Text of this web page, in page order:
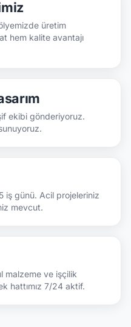
üretim
hem kalite avantajı
ekibi gönderiyoruz.
iş günü. Acil projeleriniz
mevcut.
malzeme ve işçilik
hattımız 7/24 aktif.